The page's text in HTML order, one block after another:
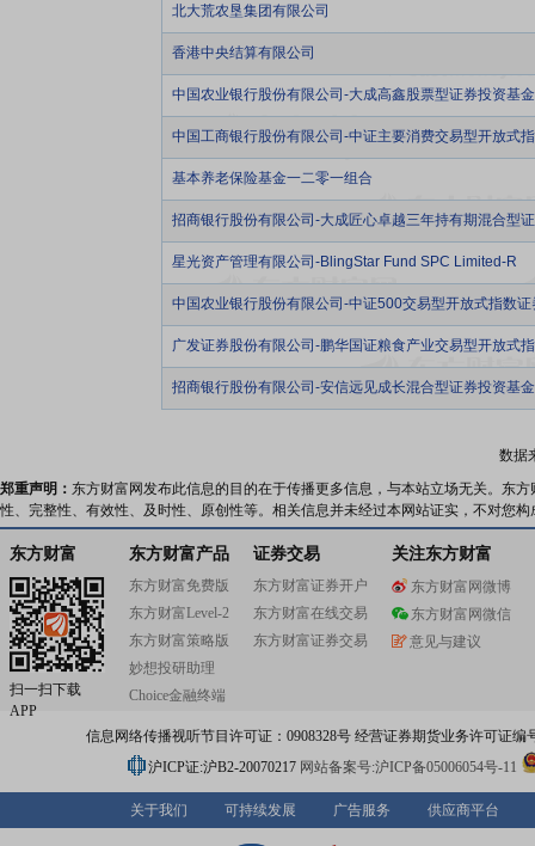
北大荒农垦集团有限公司
香港中央结算有限公司
中国农业银行股份有限公司-大成高鑫股票型证券投资基金
中国工商银行股份有限公司-中证主要消费交易型开放式
基本养老保险基金一二零一组合
招商银行股份有限公司-大成匠心卓越三年持有期混合型
星光资产管理有限公司-BlingStar Fund SPC Limited-R
中国农业银行股份有限公司-中证500交易型开放式指数
广发证券股份有限公司-鹏华国证粮食产业交易型开放式
招商银行股份有限公司-安信远见成长混合型证券投资基金
数据
郑重声明： 东方财富网发布此信息的目的在于传播更多信息，与本站立场无关。东
性、完整性、有效性、及时性、原创性等。相关信息并未经过本网站证实，不对您
东方财富
扫一扫下载
APP
东方财富产品
东方财富免费版
东方财富Level-2
东方财富策略版
妙想投研助理
Choice金融终端
证券交易
东方财富证券开户
东方财富在线交易
东方财富证券交易
关注东方财富
东方财富网微博
东方财富网微信
意见与建议
信息网络传播视听节目许可证：0908328号 经营证券期货业务许可证编
沪ICP证:沪B2-20070217 网站备案号:沪ICP备05006054号-11
关于我们 可持续发展 广告服务 供应商平台